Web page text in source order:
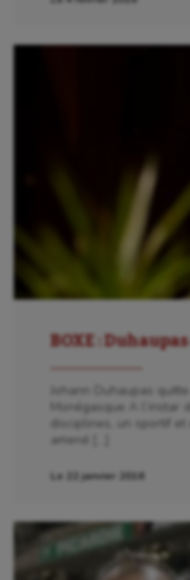
BOXE :
Johann Duhaupas
Monégasque A l’instar
disciplines, un sportif et
amené […]
Le 22 janvier 2016